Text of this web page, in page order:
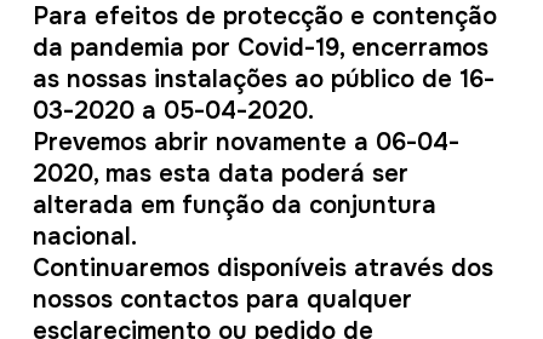
Para efeitos de protecção e contenção
da pandemia por Covid-19, encerramos
as nossas instalações ao público de 16-
03-2020 a 05-04-2020.
Prevemos abrir novamente a 06-04-
2020, mas esta data poderá ser
alterada em função da conjuntura
nacional.
Continuaremos disponíveis através dos
nossos contactos para qualquer
esclarecimento ou pedido de